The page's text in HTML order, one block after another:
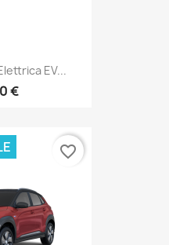
EV...
€
favorite_border